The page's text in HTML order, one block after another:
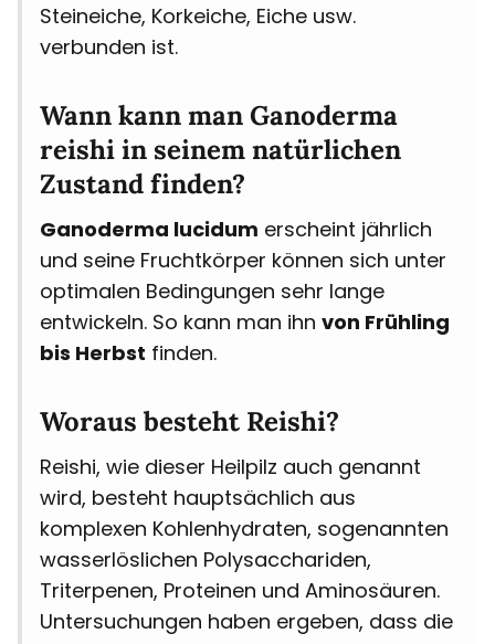
Steineiche, Korkeiche, Eiche usw.
verbunden ist.
Wann kann man Ganoderma
reishi in seinem natürlichen
Zustand finden?
Ganoderma lucidum erscheint jährlich
und seine Fruchtkörper können sich unter
optimalen Bedingungen sehr lange
entwickeln. So kann man ihn von Frühling
bis Herbst finden.
Woraus besteht Reishi?
Reishi, wie dieser Heilpilz auch genannt
wird, besteht hauptsächlich aus
komplexen Kohlenhydraten, sogenannten
wasserlöslichen Polysacchariden,
Triterpenen, Proteinen und Aminosäuren.
Untersuchungen haben ergeben, dass die